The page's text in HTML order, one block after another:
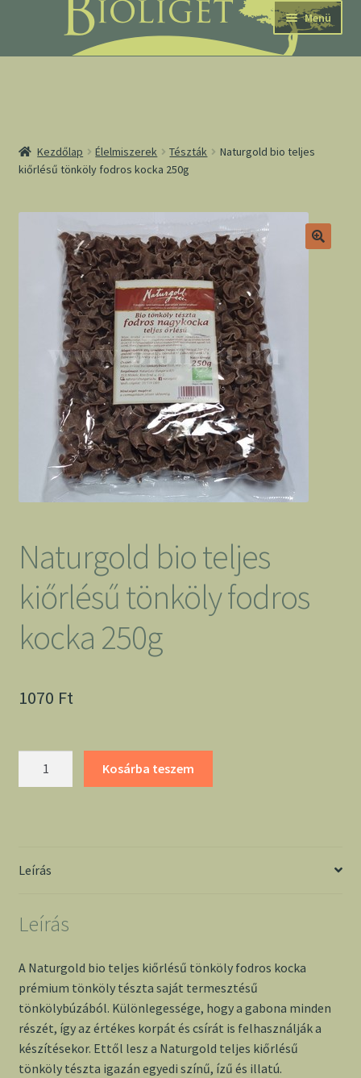
navigációhoz
tartalomba
Menü
Kezdőlap Élelmiszerek Tészták
Naturgold bio teljes
kiőrlésű tönköly fodros kocka 250g
Naturgold bio teljes
kiőrlésű tönköly fodros
kocka 250g
1070 Ft
kocka
mennyiség
Kosárba teszem
Leírás
Leírás
A Naturgold bio teljes kiőrlésű tönköly fodros kocka
prémium tönköly tészta saját termesztésű
tönkölybúzából. Különlegessége, hogy a gabona minden
részét, így az értékes korpát és csírát is felhasználják a
készítésekor. Ettől lesz a Naturgold teljes kiőrlésű
tönköly tészta igazán egyedi színű, ízű és illatú.